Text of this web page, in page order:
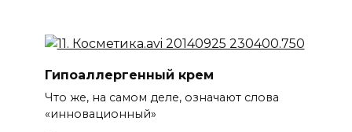
Гипоаллергенный крем
Что же, на самом деле, означают слова
«инновационный»